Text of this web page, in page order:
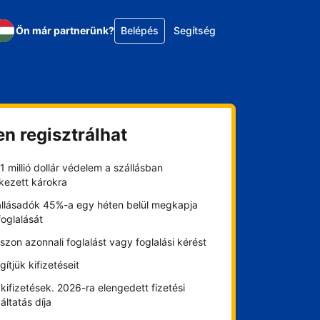
Ön már partnerünk? Belépés Segítség
regisztrálhat
millió dollár védelem a szállásban
károkra
45%-a egy héten belül megkapja
azonnali foglalást vagy foglalási kérést
kifizetéseit
2026-ra elengedett fizetési
díja